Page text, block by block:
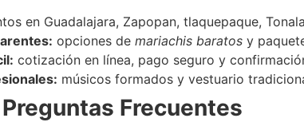
en Guadalajara, Zapopan, tlaquepaque,
opciones de mariachis baratos y
cotización en línea, pago seguro y
músicos formados y vestuario
Preguntas Frecuentes